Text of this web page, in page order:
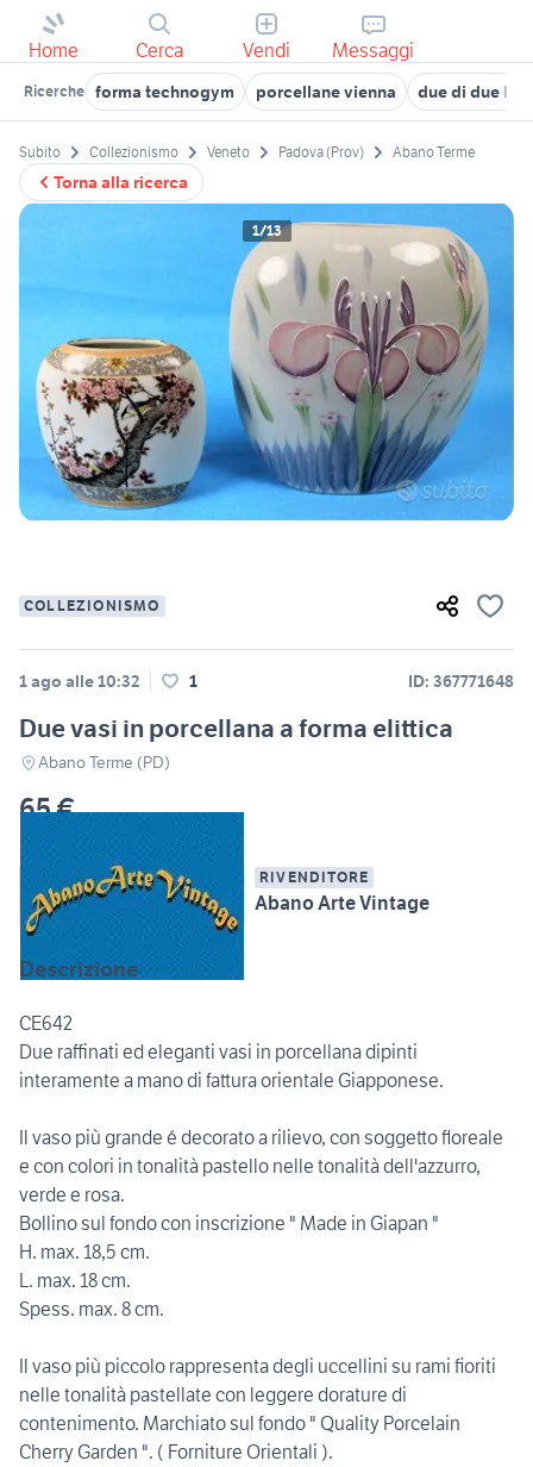
Home Cerca Vendi Messaggi
Ricerche forma technogym porcellane vienna due di due
Torna alla ricerca
Subito Collezionismo Veneto Padova (Prov) Abano Terme
1/13
COLLEZIONISMO
1 ago alle 10:32 1 ID: 367771648
Due vasi in porcellana a forma elittica
Abano Terme (PD)
65 €
RIVENDITORE
Abano Arte Vintage
Descrizione
CE642
Due raffinati ed eleganti vasi in porcellana dipinti
interamente a mano di fattura orientale Giapponese.
Il vaso più grande é decorato a rilievo, con soggetto floreale
e con colori in tonalità pastello nelle tonalità dell'azzurro,
verde e rosa.
Bollino sul fondo con inscrizione " Made in Giapan "
H. max. 18,5 cm.
L. max. 18 cm.
Spess. max. 8 cm.
Il vaso più piccolo rappresenta degli uccellini su rami fioriti
nelle tonalità pastellate con leggere dorature di
contenimento. Marchiato sul fondo " Quality Porcelain
Cherry Garden ". ( Forniture Orientali ).